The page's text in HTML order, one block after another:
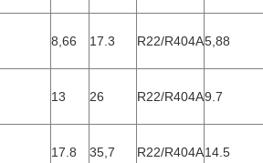
8,66 17.3 R22/R404A5,88
13 26 R22/R404A9.7
17.8 35,7 R22/R404A14.5